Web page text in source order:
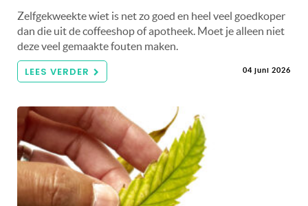
Zelfgekweekte wiet is net zo goed en heel veel goedkoper
dan die uit de coffeeshop of apotheek. Moet je alleen niet
deze veel gemaakte fouten maken.
LEES VERDER 04 juni 2026